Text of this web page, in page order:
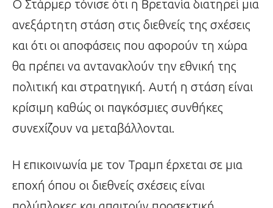
Ο Στάρμερ τόνισε ότι η Βρετανία διατηρεί μια
ανεξάρτητη στάση στις διεθνείς της σχέσεις
και ότι οι αποφάσεις που αφορούν τη χώρα
θα πρέπει να αντανακλούν την εθνική της
πολιτική και στρατηγική. Αυτή η στάση είναι
κρίσιμη καθώς οι παγκόσμιες συνθήκες
συνεχίζουν να μεταβάλλονται.
Η επικοινωνία με τον Τραμπ έρχεται σε μια
εποχή όπου οι διεθνείς σχέσεις είναι